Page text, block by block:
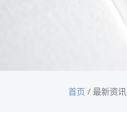
首页 / 最新资讯